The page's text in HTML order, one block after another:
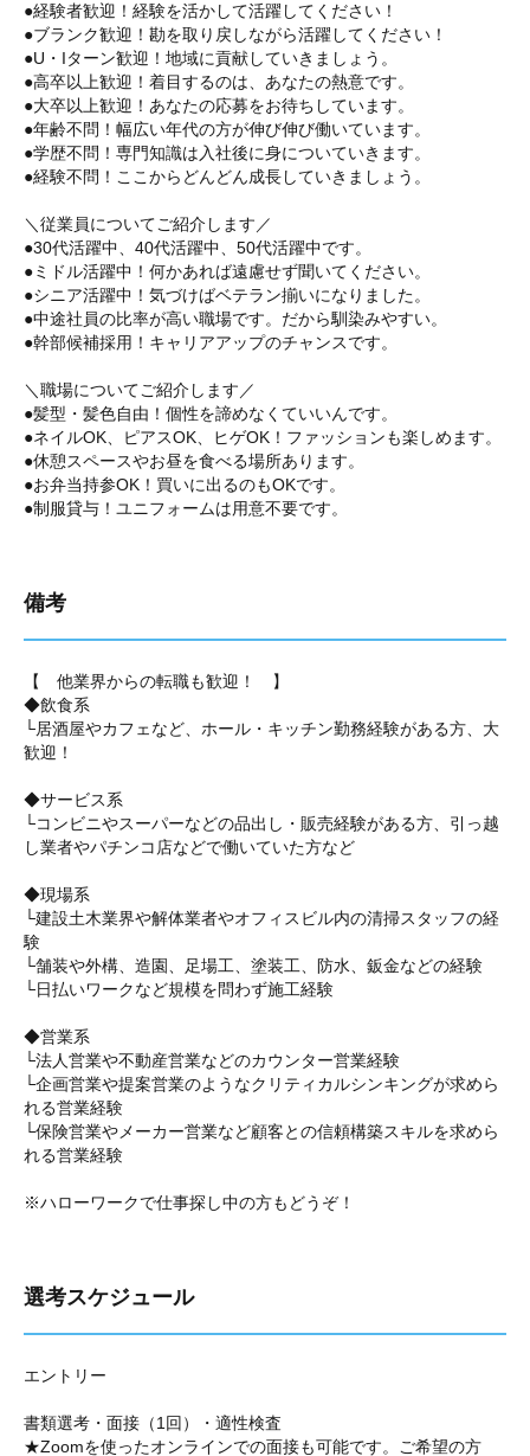
●経験者歓迎！経験を活かして活躍してください！
●ブランク歓迎！勘を取り戻しながら活躍してください！
●U・Iターン歓迎！地域に貢献していきましょう。
●高卒以上歓迎！着目するのは、あなたの熱意です。
●大卒以上歓迎！あなたの応募をお待ちしています。
●年齢不問！幅広い年代の方が伸び伸び働いています。
●学歴不問！専門知識は入社後に身についていきます。
●経験不問！ここからどんどん成長していきましょう。
＼従業員についてご紹介します／
●30代活躍中、40代活躍中、50代活躍中です。
●ミドル活躍中！何かあれば遠慮せず聞いてください。
●シニア活躍中！気づけばベテラン揃いになりました。
●中途社員の比率が高い職場です。だから馴染みやすい。
●幹部候補採用！キャリアアップのチャンスです。
＼職場についてご紹介します／
●髪型・髪色自由！個性を諦めなくていいんです。
●ネイルOK、ピアスOK、ヒゲOK！ファッションも楽しめます。
●休憩スペースやお昼を食べる場所あります。
●お弁当持参OK！買いに出るのもOKです。
●制服貸与！ユニフォームは用意不要です。
備考
【 他業界からの転職も歓迎！ 】
◆飲食系
└居酒屋やカフェなど、ホール・キッチン勤務経験がある方、大
歓迎！
◆サービス系
└コンビニやスーパーなどの品出し・販売経験がある方、引っ越
し業者やパチンコ店などで働いていた方など
◆現場系
└建設土木業界や解体業者やオフィスビル内の清掃スタッフの経
験
└舗装や外構、造園、足場工、塗装工、防水、鈑金などの経験
└日払いワークなど規模を問わず施工経験
◆営業系
└法人営業や不動産営業などのカウンター営業経験
└企画営業や提案営業のようなクリティカルシンキングが求めら
れる営業経験
└保険営業やメーカー営業など顧客との信頼構築スキルを求めら
れる営業経験
※ハローワークで仕事探し中の方もどうぞ！
選考スケジュール
エントリー
書類選考・面接（1回）・適性検査
★Zoomを使ったオンラインでの面接も可能です。ご希望の方